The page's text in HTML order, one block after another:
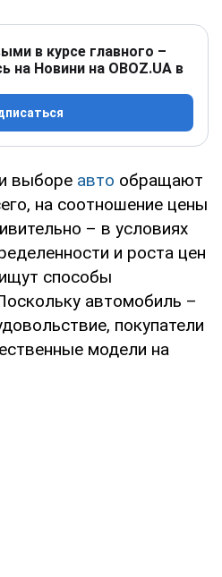
в курсе главного –
на Новини на OBOZ.UA в
выборе авто обращают
на соотношение цены
– в условиях
и роста цен
способы
автомобиль –
покупатели
модели на